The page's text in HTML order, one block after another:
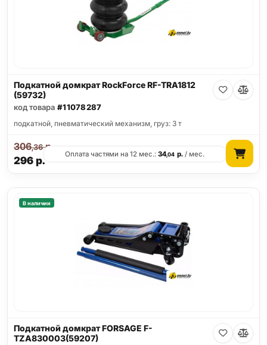
Подкатной домкрат RockForce RF-TRA1812
(59732)
код товара #11078287
подкатной, пневматический механизм, груз: 3 т
296р.
306,36р.
Оплата частями на 12 мес.:34,04 р./ мес.
В наличии
Подкатной домкрат FORSAGE F-
TZA830003(59207)